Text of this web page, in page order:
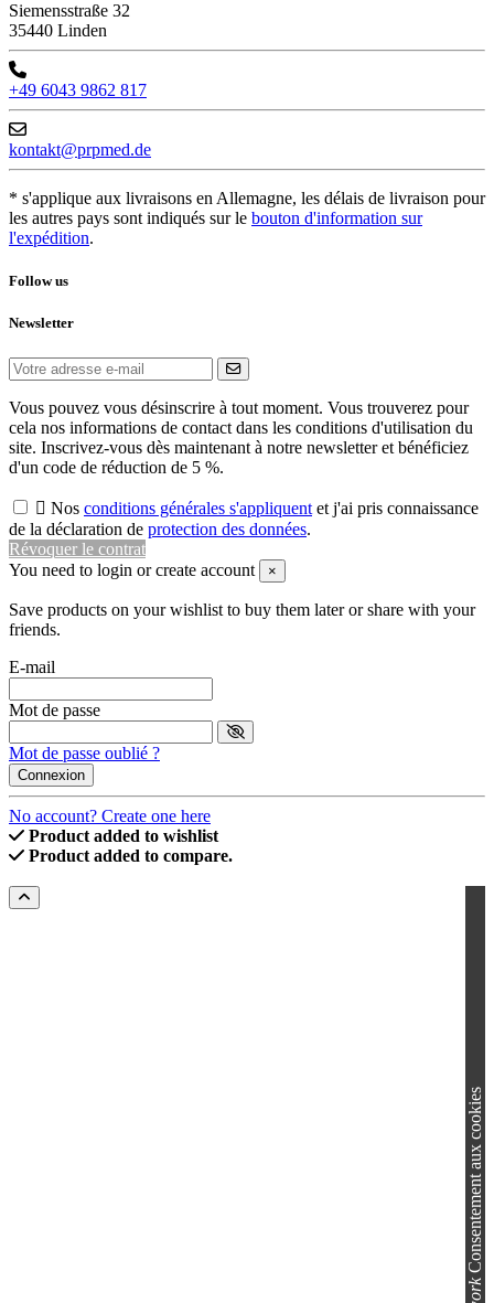
Siemensstraße 32
35440 Linden
+49 6043 9862 817
kontakt@prpmed.de
* s'applique aux livraisons en Allemagne, les délais de livraison pour
les autres pays sont indiqués sur le bouton d'information sur
l'expédition.
Follow us
Newsletter
Vous pouvez vous désinscrire à tout moment. Vous trouverez pour
cela nos informations de contact dans les conditions d'utilisation du
site. Inscrivez-vous dès maintenant à notre newsletter et bénéficiez
d'un code de réduction de 5 %.
 Nos conditions générales s'appliquent et j'ai pris connaissance
de la déclaration de protection des données.
Révoquer le contrat
You need to login or create account
×
Save products on your wishlist to buy them later or share with your
friends.
E-mail
Mot de passe
Mot de passe oublié ?
Connexion
No account? Create one here
Product added to wishlist
Product added to compare.
Consentement aux cookies